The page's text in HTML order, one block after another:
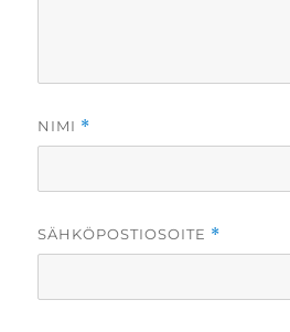
NIMI *
SÄHKÖPOSTIOSOITE *